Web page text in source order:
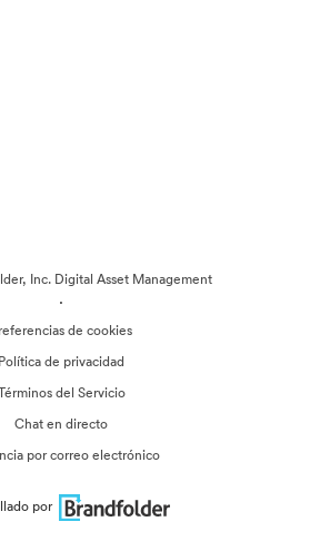
Inc. Digital Asset Management
·
de cookies
Política de privacidad
del Servicio
Chat en directo
por correo electrónico
por